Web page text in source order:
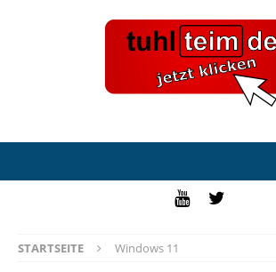
STARTSEITE Windows 11